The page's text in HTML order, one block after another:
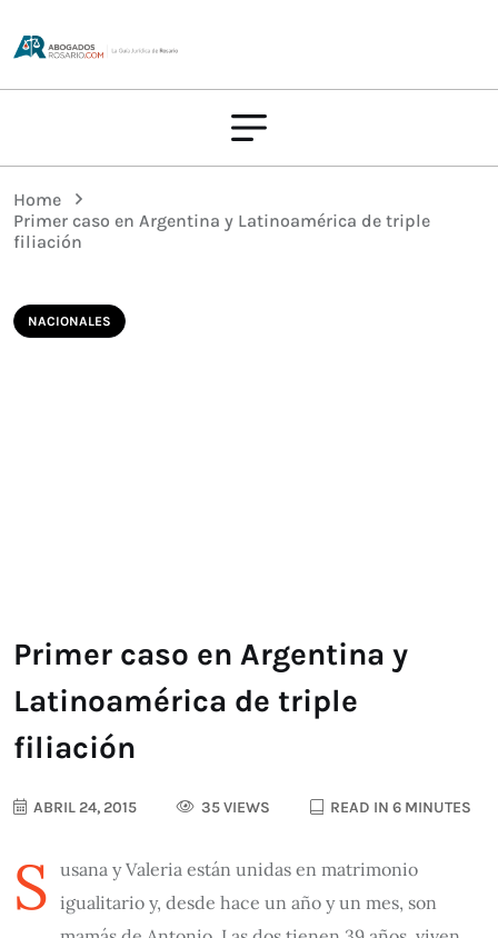
Home
Primer caso en Argentina y Latinoamérica de triple
filiación
NACIONALES
Primer caso en Argentina y
Latinoamérica de triple
filiación
ABRIL 24, 2015 35 VIEWS READ IN 6 MINUTES
S usana y Valeria están unidas en matrimonio
igualitario y, desde hace un año y un mes, son